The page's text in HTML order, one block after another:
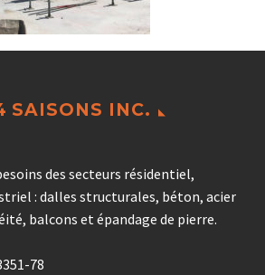
SAISONS INC.
des secteurs résidentiel,
: dalles structurales, béton, acier
balcons et épandage de pierre.
78